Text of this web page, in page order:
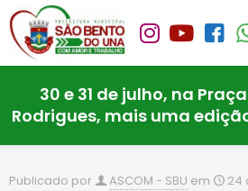
30 e 31 de julho, na
Rodrigues, mais uma edição
Publicado por ASCOM - SBU em 24